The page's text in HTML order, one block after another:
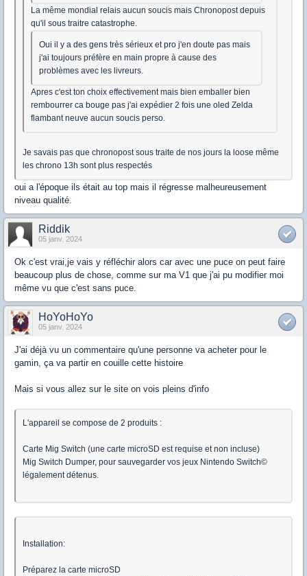
La même mondial relais aucun soucis mais Chronopost depuis
qu'il sous traitre catastrophe.
Oui il y a des gens très sérieux et pro j'en doute pas mais
j'ai toujours préfère en main propre à cause des
problèmes avec les livreurs.
Apres c'est ton choix effectivement mais bien emballer bien
rembourrer ca bouge pas j'ai expédier 2 fois une oled Zelda
flambant neuve aucun soucis perso.
Je savais pas que chronopost sous traite de nos jours la loose même
les chrono 13h sont plus respectés
oui a l'époque ils était au top mais il régresse malheureusement
niveau qualité.
Riddik
05 janv. 2024
Ok c'est vrai,je vais y réfléchir alors car avec une puce on peut faire
beaucoup plus de chose, comme sur ma V1 que j'ai pu modifier moi
même vu que c'est sans puce.
HoYoHoYo
05 janv. 2024
J'ai déjà vu un commentaire qu'une personne va acheter pour le
gamin, ça va partir en couille cette histoire
Mais si vous allez sur le site on vois pleins d'info
L'appareil se compose de 2 produits :
Carte Mig Switch (une carte microSD est requise et non incluse)
Mig Switch Dumper, pour sauvegarder vos jeux Nintendo Switch©
légalement détenus.
Installation:
Préparez la carte microSD